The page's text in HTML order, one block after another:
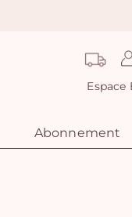
Espace
Abonnement